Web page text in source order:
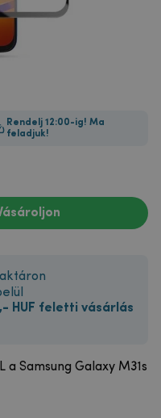
Rendelj 12:00-ig! Ma
feladjuk!
HUF feletti vásárlás
a Samsung Galaxy M31s